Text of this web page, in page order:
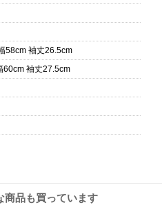
58cm 袖丈26.5cm
60cm 袖丈27.5cm
商品も買っています